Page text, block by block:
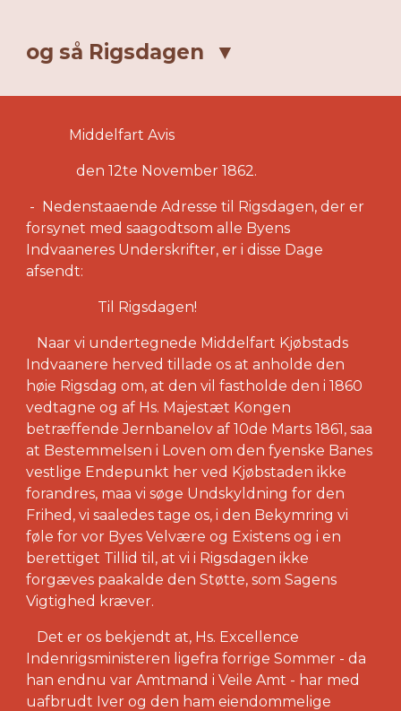
og så Rigsdagen ▼
Middelfart Avis
den 12te November 1862.
- Nedenstaaende Adresse til Rigsdagen, der er
forsynet med saagodtsom alle Byens
Indvaaneres Underskrifter, er i disse Dage
afsendt:
Til Rigsdagen!
Naar vi undertegnede Middelfart Kjøbstads
Indvaanere herved tillade os at anholde den
høie Rigsdag om, at den vil fastholde den i 1860
vedtagne og af Hs. Majestæt Kongen
betræffende Jernbanelov af 10de Marts 1861, saa
at Bestemmelsen i Loven om den fyenske Banes
vestlige Endepunkt her ved Kjøbstaden ikke
forandres, maa vi søge Undskyldning for den
Frihed, vi saaledes tage os, i den Bekymring vi
føle for vor Byes Velvære og Existens og i en
berettiget Tillid til, at vi i Rigsdagen ikke
forgæves paakalde den Støtte, som Sagens
Vigtighed kræver.
Det er os bekjendt at, Hs. Excellence
Indenrigsministeren ligefra forrige Sommer - da
han endnu var Amtmand i Veile Amt - har med
uafbrudt Iver og den ham eiendommelige